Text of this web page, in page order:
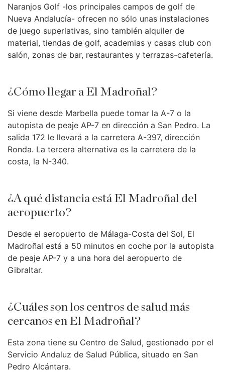
Naranjos Golf -los principales campos de golf de
Nueva Andalucía- ofrecen no sólo unas instalaciones
de juego superlativas, sino también alquiler de
material, tiendas de golf, academias y casas club con
salón, zonas de bar, restaurantes y terrazas-cafetería.
¿Cómo llegar a El Madroñal?
Si viene desde Marbella puede tomar la A-7 o la
autopista de peaje AP-7 en dirección a San Pedro. La
salida 172 le llevará a la carretera A-397, dirección
Ronda. La tercera alternativa es la carretera de la
costa, la N-340.
¿A qué distancia está El Madroñal del
aeropuerto?
Desde el aeropuerto de Málaga-Costa del Sol, El
Madroñal está a 50 minutos en coche por la autopista
de peaje AP-7 y a una hora del aeropuerto de
Gibraltar.
¿Cuáles son los centros de salud más
cercanos en El Madroñal?
Esta zona tiene su Centro de Salud, gestionado por el
Servicio Andaluz de Salud Pública, situado en San
Pedro Alcántara.